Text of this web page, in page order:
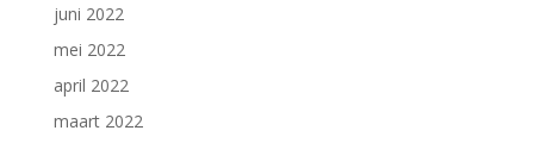
juni 2022
mei 2022
april 2022
maart 2022